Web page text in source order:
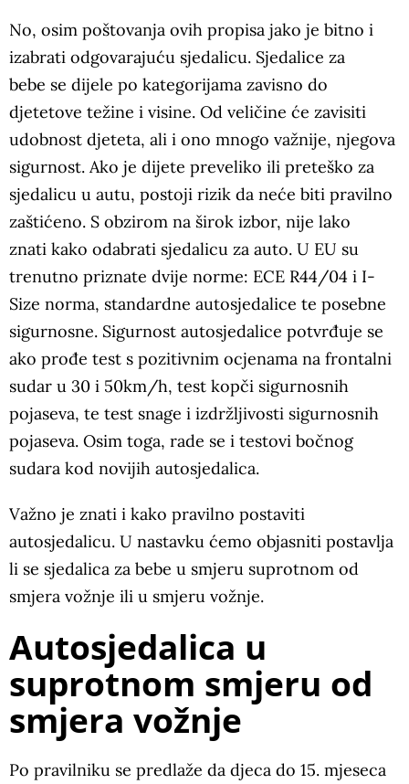
No, osim poštovanja ovih propisa jako je bitno i
izabrati odgovarajuću sjedalicu. Sjedalice za
bebe se dijele po kategorijama zavisno do
djetetove težine i visine. Od veličine će zavisiti
udobnost djeteta, ali i ono mnogo važnije, njegova
sigurnost. Ako je dijete preveliko ili preteško za
sjedalicu u autu, postoji rizik da neće biti pravilno
zaštićeno. S obzirom na širok izbor, nije lako
znati kako odabrati sjedalicu za auto. U EU su
trenutno priznate dvije norme: ECE R44/04 i I-
Size norma, standardne autosjedalice te posebne
sigurnosne. Sigurnost autosjedalice potvrđuje se
ako prođe test s pozitivnim ocjenama na frontalni
sudar u 30 i 50km/h, test kopči sigurnosnih
pojaseva, te test snage i izdržljivosti sigurnosnih
pojaseva. Osim toga, rade se i testovi bočnog
sudara kod novijih autosjedalica.
Važno je znati i kako pravilno postaviti
autosjedalicu. U nastavku ćemo objasniti postavlja
li se sjedalica za bebe u smjeru suprotnom od
smjera vožnje ili u smjeru vožnje.
Autosjedalica u
suprotnom smjeru od
smjera vožnje
Po pravilniku se predlaže da djeca do 15. mjeseca